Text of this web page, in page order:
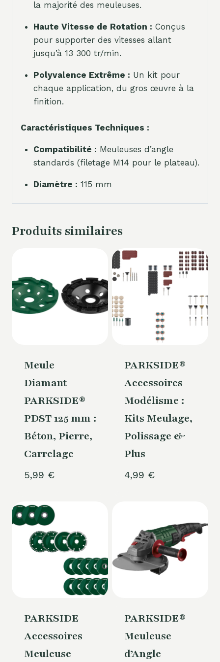
la majorité des meuleuses.
Haute Vitesse de Rotation : Conçus
pour supporter des vitesses allant
jusqu’à 13 300 tr/min.
Polyvalence Extrême : Un kit pour
chaque application, du gros œuvre à la
finition.
Caractéristiques Techniques :
Compatibilité : Meuleuses d’angle
standards (filetage M14 pour le plateau).
Diamètre : 115 mm
Produits similaires
Meule
Diamant
PARKSIDE®
PDST 125 mm :
Béton, Pierre,
Carrelage
5,99 €
PARKSIDE®
Accessoires
Modélisme :
Kits Meulage,
Polissage &
Plus
4,99 €
PARKSIDE
Accessoires
Meuleuse
PARKSIDE®
Meuleuse
d’Angle